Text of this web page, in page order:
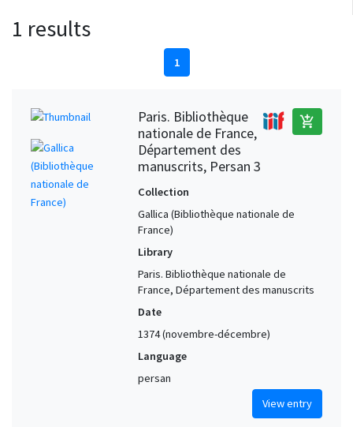
1 results
1
Paris. Bibliothèque
nationale de France,
Département des
manuscrits, Persan 3
add_shopping_cart
Collection
Gallica (Bibliothèque nationale de
France)
Library
Paris. Bibliothèque nationale de
France, Département des manuscrits
Date
1374 (novembre-décembre)
Language
persan
View entry